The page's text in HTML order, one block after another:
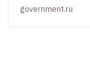
government.ru